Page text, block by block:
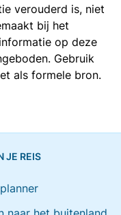
verouderd is, niet
bij het
op deze
Gebruik
als formele bron.
JE REIS